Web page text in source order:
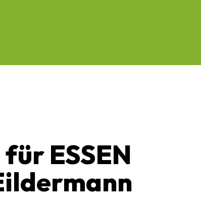
ESSEN